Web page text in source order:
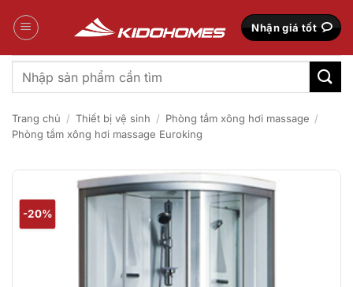
qua
Nhận giá tốt
Tìm
kiếm:
Trang chủ / Thiết bị vệ sinh / Phòng tắm xông hơi massage /
Phòng tắm xông hơi massage Euroking
-20%